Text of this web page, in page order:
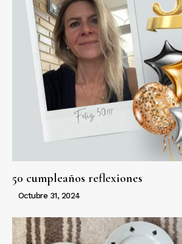
50 cumpleaños reflexiones
Octubre 31, 2024